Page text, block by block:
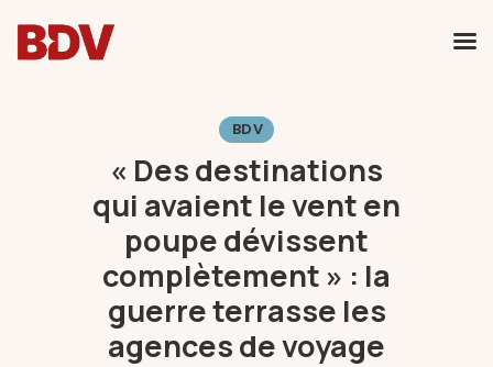
Voyages individuels
Voyages en groupes
CSE & Associations
Qui sommes-nous ?
BDV
« Des destinations
qui avaient le vent en
poupe dévissent
complètement » : la
guerre terrasse les
agences de voyage